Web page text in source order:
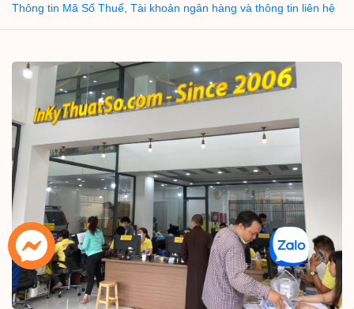
Thông tin Mã Số Thuế, Tài khoản ngân hàng và thông tin liên hệ